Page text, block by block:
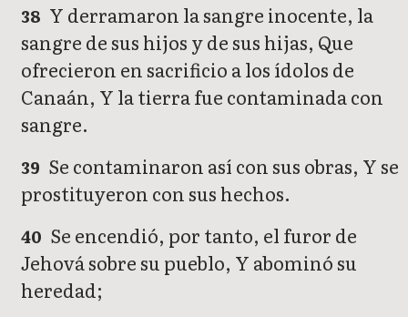
38 Y derramaron la sangre inocente, la
sangre de sus hijos y de sus hijas, Que
ofrecieron en sacrificio a los ídolos de
Canaán, Y la tierra fue contaminada con
sangre.
39 Se contaminaron así con sus obras, Y se
prostituyeron con sus hechos.
40 Se encendió, por tanto, el furor de
Jehová sobre su pueblo, Y abominó su
heredad;